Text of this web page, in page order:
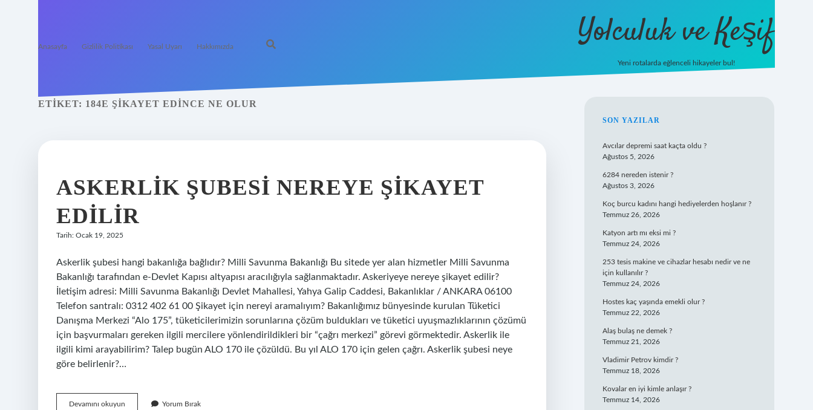
Anasayfa Gizlilik Politikası Yasal Uyarı Hakkımızda Yolculuk ve Keşif
Yeni rotalarda eğlenceli hikayeler bul!
ETIKET: 184E ŞIKAYET EDINCE NE OLUR
ASKERLIK ŞUBESI NEREYE ŞIKAYET
EDILIR
Tarih: Ocak 19, 2025
Askerlik şubesi hangi bakanlığa bağlıdır? Milli Savunma Bakanlığı Bu sitede yer alan hizmetler Milli Savunma
Bakanlığı tarafından e-Devlet Kapısı altyapısı aracılığıyla sağlanmaktadır. Askeriyeye nereye şikayet edilir?
İletişim adresi: Milli Savunma Bakanlığı Devlet Mahallesi, Yahya Galip Caddesi, Bakanlıklar / ANKARA 06100
Telefon santralı: 0312 402 61 00 Şikayet için nereyi aramalıyım? Bakanlığımız bünyesinde kurulan Tüketici
Danışma Merkezi “Alo 175”, tüketicilerimizin sorunlarına çözüm buldukları ve tüketici uyuşmazlıklarının çözümü
için başvurmaları gereken ilgili mercilere yönlendirildikleri bir “çağrı merkezi” görevi görmektedir. Askerlik ile
ilgili kimi arayabilirim? Talep bugün ALO 170 ile çözüldü. Bu yıl ALO 170 için gelen çağrı. Askerlik şubesi neye
göre belirlenir?…
Devamını okuyun Yorum Bırak
SIDEBAR
SON YAZILAR
Avcılar depremi saat kaçta oldu ?
Ağustos 5, 2026
6284 nereden istenir ?
Ağustos 3, 2026
Koç burcu kadını hangi hediyelerden hoşlanır ?
Temmuz 26, 2026
Katyon artı mı eksi mi ?
Temmuz 24, 2026
253 tesis makine ve cihazlar hesabı nedir ve ne
için kullanılır ?
Temmuz 24, 2026
Hostes kaç yaşında emekli olur ?
Temmuz 22, 2026
Alaş bulaş ne demek ?
Temmuz 21, 2026
Vladimir Petrov kimdir ?
Temmuz 18, 2026
Kovalar en iyi kimle anlaşır ?
Temmuz 14, 2026